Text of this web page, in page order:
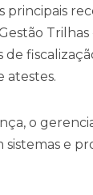
principais
atestes.
o
e